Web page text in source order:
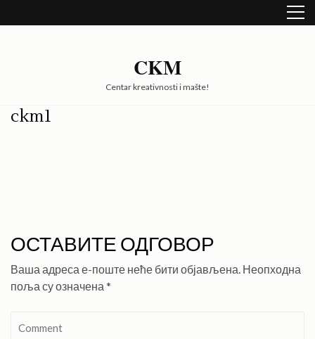
to
CKM
Centar kreativnosti i mašte!
ckm1
ОСТАВИТЕ ОДГОВОР
Ваша адреса е-поште неће бити објављена. Неопходна
поља су означена *